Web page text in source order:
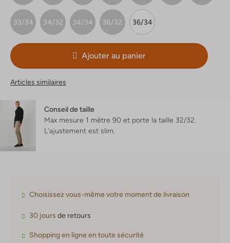
33/34 34/32 34/34 36/32 36/34
Ajouter au panier
Articles similaires
Conseil de taille
Max mesure 1 mètre 90 et porte la taille 32/32.
L'ajustement est slim
Choisissez vous-même votre moment de livraison
30 jours de retours
Shopping en ligne en toute sécurité